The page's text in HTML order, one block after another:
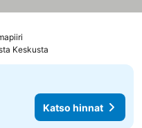
Keskusta
Katso hinnat